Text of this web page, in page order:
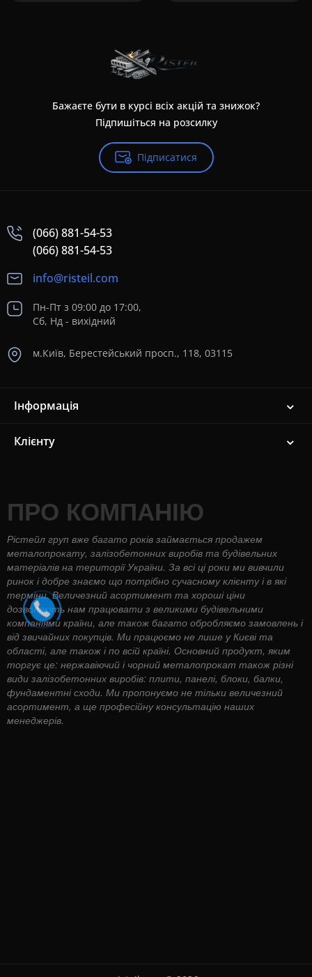
Бажаєте бути в курсі всіх акцій та знижок?
Підпишіться на розсилку
Підписатися
(066) 881-54-53
(066) 881-54-53
info@risteil.com
Пн-Пт з 09:00 до 17:00,
Сб, Нд - вихідний
м.Київ, Берестейський просп., 118, 03115
Інформація
Клієнту
ПРО КОМПАНІЮ
Рістейл груп вже багато років займається продажем
металопрокату, залізобетонних виробів та будівельних
матеріалів на території України. За всі ці роки ми вивчили
ринок і добре знаємо що потрібно сучасному клієнту і в які
терміни. Величезний асортимент та хороші ціни
дозволяють нам працювати з великими будівельними
компаніями країни, але також багато обробляємо замовлень і
від звичайних покупців. Ми працюємо не лише у Києві та
області, але також і по всій країні. Основний продукт, яким
торгує це: нержавіючий і чорний металопрокат також різні
види залізобетонних виробів: плити, панелі, блоки, балки,
фундаментні сходи. Ми пропонуємо не тільки величезний
асортимент, а ще професійну консультацію наших
менеджерів.